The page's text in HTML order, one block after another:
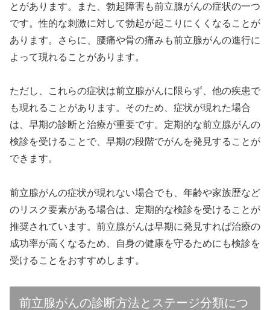
とがあります。また、勃起障害も前立腺がんの症状の一つ
です。性的な刺激に対して勃起が起こりにくくなることが
あります。さらに、腰痛や骨の痛みも前立腺がんの進行に
よって現れることがあります。
ただし、これらの症状は前立腺がんに限らず、他の疾患で
も現れることがあります。そのため、症状が現れた場合
は、早期の診断と治療が重要です。定期的な前立腺がんの
検診を受けることで、早期の段階でがんを発見することが
できます。
前立腺がんの症状が現れない場合でも、年齢や家族歴など
のリスク要素がある場合は、定期的な検診を受けることが
推奨されています。前立腺がんは早期に発見すれば治療の
成功率が高くなるため、自身の健康を守るためにも検診を
受けることをおすすめします。
前立腺がんの診断方法とステージ分類につ